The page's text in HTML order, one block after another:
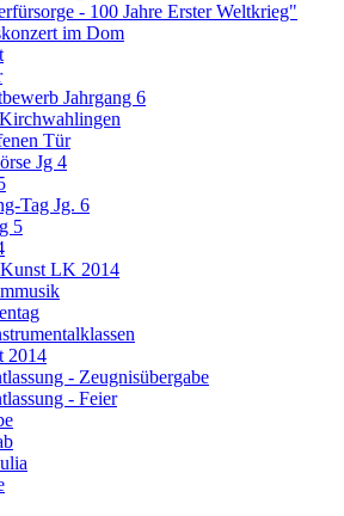
- 100 Jahre Erster Weltkrieg"
im Dom
Jahrgang 6
Tür
Jg 4
Tag Jg. 6
5
Kunst LK 2014
2014
- Zeugnisübergabe
- Feier